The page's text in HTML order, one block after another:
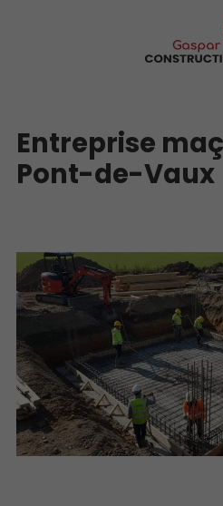
Entreprise
Pont-de-Vaux